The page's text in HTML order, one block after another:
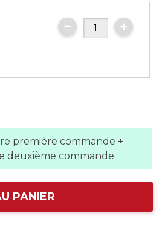
première commande +
deuxième commande
PANIER